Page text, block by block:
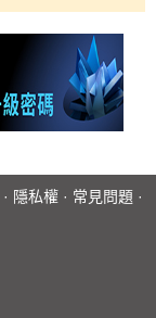
· 隱私權 · 常見問題 ·